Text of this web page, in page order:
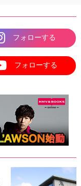
フォローする
フォローする